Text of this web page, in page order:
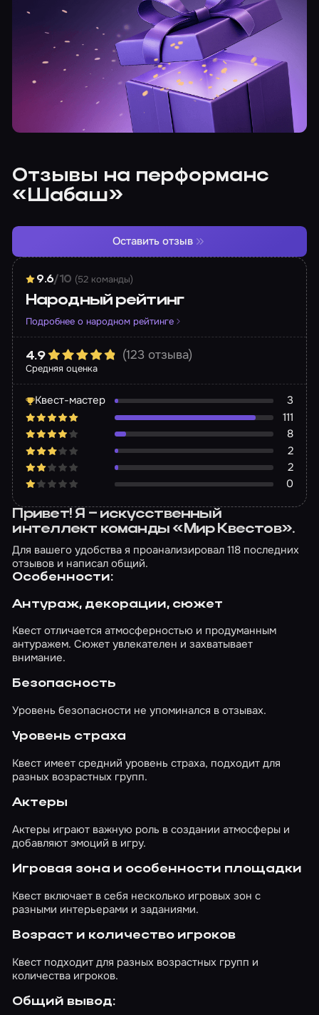
Отзывы на перформанс
«Шабаш»
9.6/10 (52 команды)
Народный рейтинг
Подробнее о народном рейтинге
Средняя оценка
4.9 (123 отзыва)
Квест-мастер
3
111
8
2
2
0
Оставить отзыв
Привет! Я – искусственный
интеллект команды «Мир Квестов».
Для вашего удобства я проанализировал 118 последних
отзывов и написал общий.
Особенности:
Антураж, декорации, сюжет
Квест отличается атмосферностью и продуманным
антуражем. Сюжет увлекателен и захватывает
внимание.
Безопасность
Уровень безопасности не упоминался в отзывах.
Уровень страха
Квест имеет средний уровень страха, подходит для
разных возрастных групп.
Актеры
Актеры играют важную роль в создании атмосферы и
добавляют эмоций в игру.
Игровая зона и особенности площадки
Квест включает в себя несколько игровых зон с
разными интерьерами и заданиями.
Возраст и количество игроков
Квест подходит для разных возрастных групп и
количества игроков.
Общий вывод: